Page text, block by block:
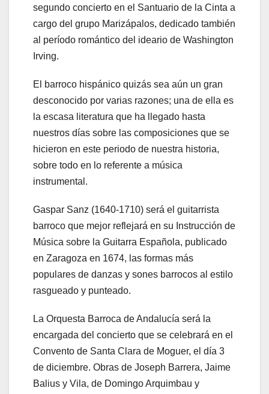
segundo concierto en el Santuario de la Cinta a
cargo del grupo Marizápalos, dedicado también
al período romántico del ideario de Washington
Irving.
El barroco hispánico quizás sea aún un gran
desconocido por varias razones; una de ella es
la escasa literatura que ha llegado hasta
nuestros días sobre las composiciones que se
hicieron en este periodo de nuestra historia,
sobre todo en lo referente a música
instrumental.
Gaspar Sanz (1640-1710) será el guitarrista
barroco que mejor reflejará en su Instrucción de
Música sobre la Guitarra Española, publicado
en Zaragoza en 1674, las formas más
populares de danzas y sones barrocos al estilo
rasgueado y punteado.
La Orquesta Barroca de Andalucía será la
encargada del concierto que se celebrará en el
Convento de Santa Clara de Moguer, el día 3
de diciembre. Obras de Joseph Barrera, Jaime
Balius y Vila, de Domingo Arquimbau y